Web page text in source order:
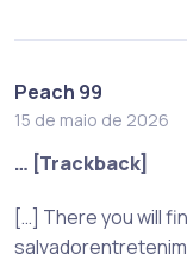
Peach 99
15 de maio de 2026
… [Trackback]
[…] There you will